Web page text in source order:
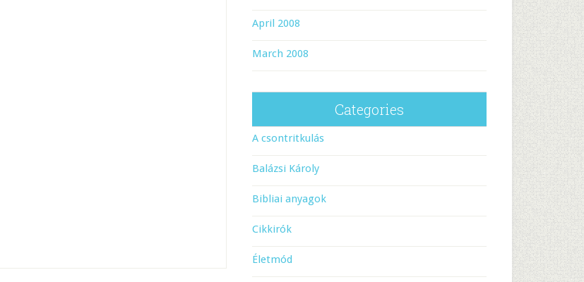
April 2008
March 2008
Categories
A csontritkulás
Balázsi Károly
Bibliai anyagok
Cikkirók
Életmód